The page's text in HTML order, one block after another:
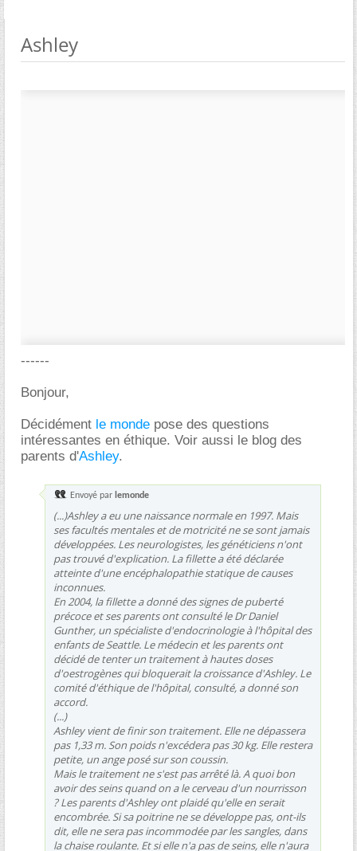
Ashley
------
Bonjour,
Décidément le monde pose des questions
intéressantes en éthique. Voir aussi le blog des
parents d'Ashley.
Envoyé par lemonde
(...)Ashley a eu une naissance normale en 1997. Mais
ses facultés mentales et de motricité ne se sont jamais
développées. Les neurologistes, les généticiens n'ont
pas trouvé d'explication. La fillette a été déclarée
atteinte d'une encéphalopathie statique de causes
inconnues.
En 2004, la fillette a donné des signes de puberté
précoce et ses parents ont consulté le Dr Daniel
Gunther, un spécialiste d'endocrinologie à l'hôpital des
enfants de Seattle. Le médecin et les parents ont
décidé de tenter un traitement à hautes doses
d'oestrogènes qui bloquerait la croissance d'Ashley. Le
comité d'éthique de l'hôpital, consulté, a donné son
accord.
(...)
Ashley vient de finir son traitement. Elle ne dépassera
pas 1,33 m. Son poids n'excédera pas 30 kg. Elle restera
petite, un ange posé sur son coussin.
Mais le traitement ne s'est pas arrêté là. A quoi bon
avoir des seins quand on a le cerveau d'un nourrisson
? Les parents d'Ashley ont plaidé qu'elle en serait
encombrée. Si sa poitrine ne se développe pas, ont-ils
dit, elle ne sera pas incommodée par les sangles, dans
la chaise roulante. Et si elle n'a pas de seins, elle n'aura